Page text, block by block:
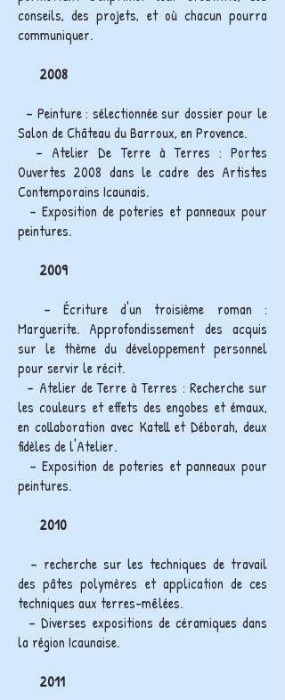
conseils, des projets, et où chacun pourra
communiquer.
2008
– Peinture : sélectionnée sur dossier pour le
Salon de Château du Barroux, en Provence.
– Atelier De Terre à Terres : Portes
Ouvertes 2008 dans le cadre des Artistes
Contemporains Icaunais.
– Exposition de poteries et panneaux pour
peintures.
2009
– Écriture d'un troisième roman :
Marguerite. Approfondissement des acquis
sur le thème du développement personnel
pour servir le récit.
– Atelier de Terre à Terres : Recherche sur
les couleurs et effets des engobes et émaux,
en collaboration avec Katell et Déborah, deux
fidèles de l'Atelier.
– Exposition de poteries et panneaux pour
peintures.
2010
– recherche sur les techniques de travail
des pâtes polymères et application de ces
techniques aux terres-mêlées.
– Diverses expositions de céramiques dans
la région Icaunaise.
2011